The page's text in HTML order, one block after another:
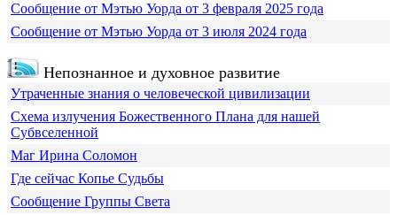
Сообщение от Мэтью Уорда от 3 февраля 2025 года
Сообщение от Мэтью Уорда от 3 июля 2024 года
Непознанное и духовное развитие
Утраченные знания о человеческой цивилизации
Схема излучения Божественного Плана для нашей
Субвселенной
Маг Ирина Соломон
Где сейчас Копье Судьбы
Сообщение Группы Света